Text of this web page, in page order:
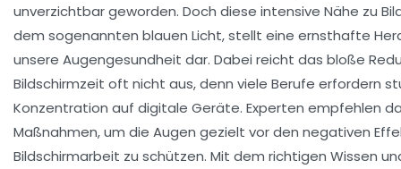
unverzichtbar geworden. Doch diese intensive Nähe zu
dem sogenannten blauen Licht, stellt eine ernsthafte
unsere Augengesundheit dar. Dabei reicht das bloße
Bildschirmzeit oft nicht aus, denn viele Berufe erfordern
Konzentration auf digitale Geräte. Experten empfehlen
Maßnahmen, um die Augen gezielt vor den negativen
Bildschirmarbeit zu schützen. Mit dem richtigen Wissen